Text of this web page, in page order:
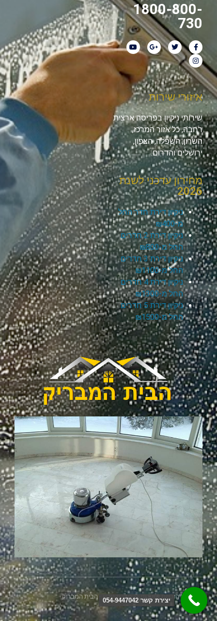
1800-800-
730
איזורי שירות
שירותי ניקיון בפריסה ארצית
רחבה, כל אזור המרכז,
השרון, השפלה, הצפון,
ירושלים והדרום.
מחירון עדכני לשנת
2026
ניקיון דירת חדר החל
מ-₪400
ניקיון דירת 2 חדרים
החל מ-₪800
ניקיון דירת 3 חדרים
החל מ-₪1100
ניקיון דירת 4 חדרים
החל מ-₪1300
ניקיון דירת 5 חדרים
החל מ-₪1500
2026 כל הזכויות שמורות © חברת ניקיון - הבית המבריק
יצירת קשר 054-9447042